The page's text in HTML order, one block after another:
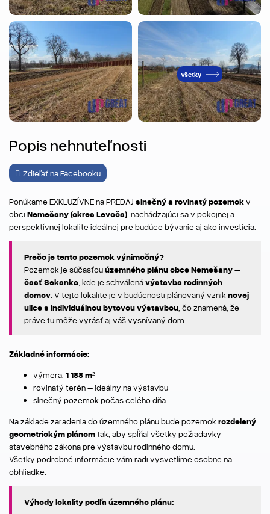
Všetky
Popis nehnuteľnosti
Zdieľať na Facebooku
Ponúkame EXKLUZÍVNE na PREDAJ slnečný a rovinatý pozemokv
obci Nemešany (okres Levoča) , nachádzajúci sa v pokojnej a
perspektívnej lokalite ideálnej pre budúce bývanie aj ako investícia.
Prečo je tento pozemok výnimočný?
Pozemok je súčasťouúzemného plánu obce Nemešany –
časť Sekanka , kde je schválenávýstavba rodinných
domov . V tejto lokalite je v budúcnosti plánovaný vznik novej
ulice s individuálnou bytovou výstavbou , čo znamená, že
práve tu môže vyrásť aj váš vysnívaný dom.
Základné informácie:
výmera: 1 188 m²
rovinatý terén – ideálny na výstavbu
slnečný pozemok počas celého dňa
Na základe zaradenia do územného plánu bude pozemok rozdelený
geometrickým plánomtak, aby spĺňal všetky požiadavky
stavebného zákona pre výstavbu rodinného domu.
Všetky podrobné informácie vám radi vysvetlíme osobne na
obhliadke.
Výhody lokality podľa územného plánu: